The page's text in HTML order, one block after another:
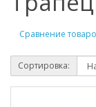
Сравнение
Сортировка: